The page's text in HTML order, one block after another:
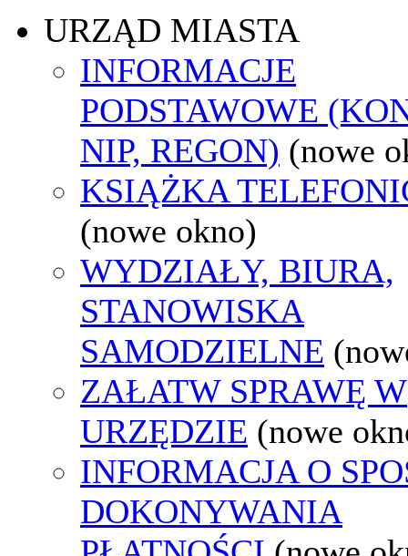
URZĄD MIASTA
INFORMACJE
PODSTAWOWE
NIP, REGON) (nowe
KSIĄŻKA
(nowe okno)
WYDZIAŁY, BIURA,
STANOWISKA
SAMODZIELNE
ZAŁATW SPRAWĘ W
URZĘDZIE (nowe
INFORMACJA O
DOKONYWANIA